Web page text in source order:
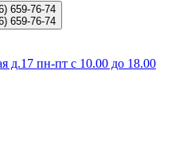
659-76-74
659-76-74
д.17 пн-пт с 10.00 до 18.00